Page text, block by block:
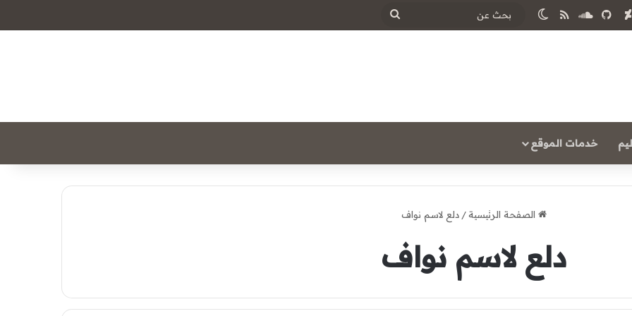
‏DeviantArt ساوند كلاود
ملخص الموقع RSS
الوضع المظلم
بحث
خدمات الموقع
الصفحة الرئيسية/ دلع لاسم نواف
دلع لاسم نواف